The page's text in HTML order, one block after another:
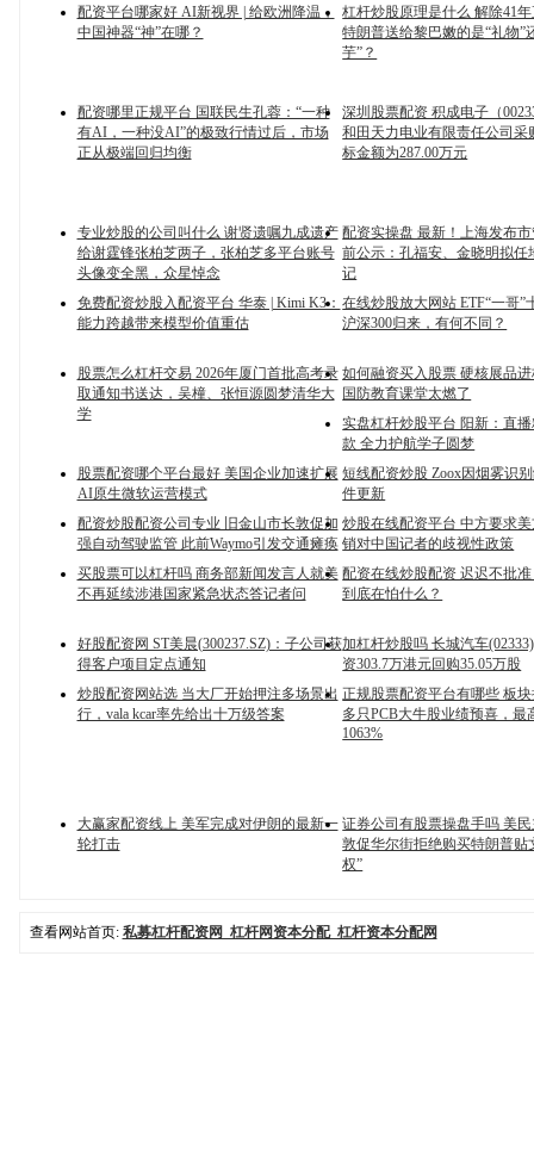
配资平台哪家好 AI新视界 | 给欧洲降温，
中国神器“神”在哪？
杠杆炒股原理是什么 解除41
特朗普送给黎巴嫩的是“礼物”
芋”？
配资哪里正规平台 国联民生孔蓉：“一种
有AI，一种没AI”的极致行情过后，市场
正从极端回归均衡
深圳股票配资 积成电子（
和田天力电业有限责任公司采
标金额为287.00万元
专业炒股的公司叫什么 谢贤遗嘱九成遗产
给谢霆锋张柏芝两子，张柏芝多平台账号
头像变全黑，众星悼念
配资实操盘 最新！上海发布
前公示：孔福安、金晓明拟任
记
免费配资炒股入配资平台 华泰 | Kimi K3：
能力跨越带来模型价值重估
在线炒股放大网站 ETF“一哥”
沪深300归来，有何不同？
股票怎么杠杆交易 2026年厦门首批高考录
取通知书送达，吴橦、张恒源圆梦清华大
学
如何融资买入股票 硬核展品
国防教育课堂太燃了
实盘杠杆炒股平台 阳新：直
款 全力护航学子圆梦
股票配资哪个平台最好 美国企业加速扩展
AI原生微软运营模式
短线配资炒股 Zoox因烟雾识
件更新
配资炒股配资公司专业 旧金山市长敦促加
强自动驾驶监管 此前Waymo引发交通瘫痪
炒股在线配资平台 中方要求
销对中国记者的歧视性政策
买股票可以杠杆吗 商务部新闻发言人就美
不再延续涉港国家紧急状态答记者问
配资在线炒股配资 迟迟不批
到底在怕什么？
好股配资网 ST美晨(300237.SZ)：子公司获
得客户项目定点通知
加杠杆炒股吗 长城汽车
资303.7万港元回购35.05万股
炒股配资网站选 当大厂开始押注多场景出
行，vala kcar率先给出十万级答案
正规股票配资平台有哪些 板
多只PCB大牛股业绩预喜，最
1063%
大赢家配资线上 美军完成对伊朗的最新一
轮打击
证券公司有股票操盘手吗 美
敦促华尔街拒绝购买特朗普贴
权”
查看网站首页: 私募杠杆配资网_杠杆网资本分配_杠杆资本分配网